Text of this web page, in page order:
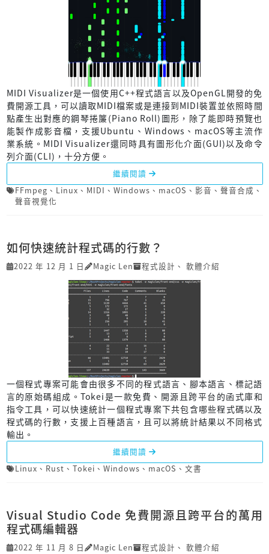
MIDI Visualizer是一個使用C++程式語言以及OpenGL開發的免
費開源工具，可以讀取MIDI檔案或是連接到MIDI裝置並依照時間
點產生出對應的鋼琴捲簾(Piano Roll)圖形，除了能即時預覽也
能製作成影音檔，支援Ubuntu、Windows、macOS等主流作
業系統。MIDI Visualizer還同時具有圖形化介面(GUI)以及命令
列介面(CLI)，十分方便。
繼續閱讀
FFmpeg 、 Linux 、 MIDI 、 Windows 、 macOS 、 影音 、 聲音合成 、
聲音視覺化
如何快速統計程式碼的行數？
2022 年 12 月 1 日 Magic Len 程式設計 、 軟體介紹
一個程式專案可能會由很多不同的程式語言、腳本語言、標記語
言的原始碼組成。Tokei是一款免費、開源且跨平台的函式庫和
指令工具，可以快速統計一個程式專案下共包含哪些程式碼以及
程式碼的行數，支援上百種語言，且可以將統計結果以不同格式
輸出。
繼續閱讀
Linux 、 Rust 、 Tokei 、 Windows 、 macOS 、 文書
Visual Studio Code 免費開源且跨平台的萬用
程式碼編輯器
2022 年 11 月 8 日 Magic Len 程式設計 、 軟體介紹